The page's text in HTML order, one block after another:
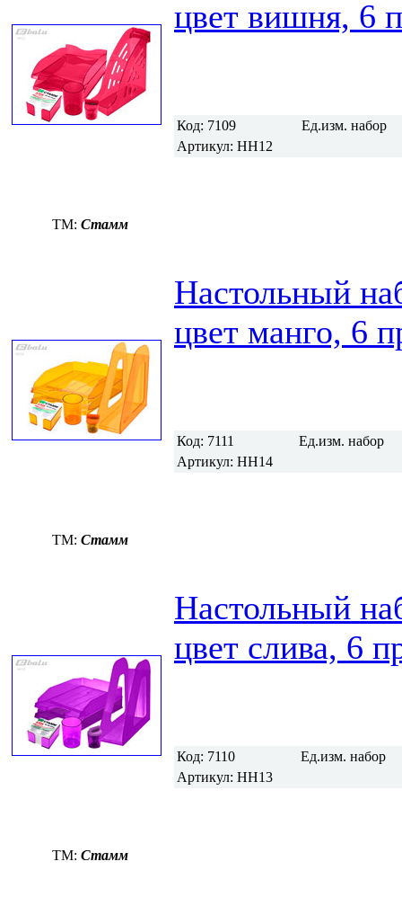
цвет вишня, 6
Код: 7109 Ед.изм. набор
Артикул: НН12
TM: Стамм
Настольный
цвет манго, 6
Код: 7111 Ед.изм. набор
Артикул: НН14
TM: Стамм
Настольный
цвет слива, 6
Код: 7110 Ед.изм. набор
Артикул: НН13
TM: Стамм